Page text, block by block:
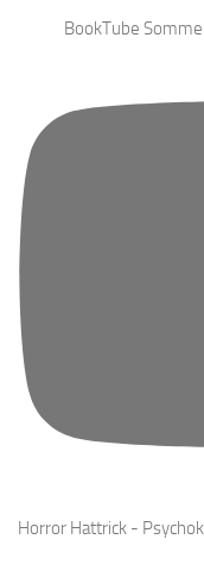
BookTube
Horror Hattrick -